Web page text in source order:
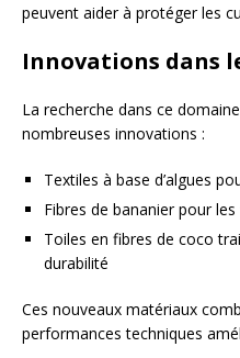
peuvent aider à protéger les
Innovations dans
La recherche dans ce
nombreuses innovations :
Textiles à base d’algues
Fibres de bananier pour
Toiles en fibres de coco
durabilité
Ces nouveaux matériaux
performances techniques